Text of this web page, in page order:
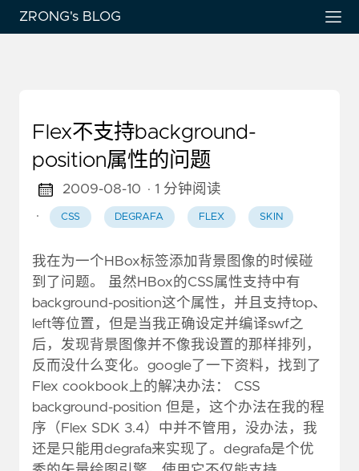
ZRONG's BLOG
Flex不支持background-
position属性的问题
2009-08-10 · 1 分钟阅读
·
CSS DEGRAFA FLEX SKIN
我在为一个HBox标签添加背景图像的时候碰
到了问题。 虽然HBox的CSS属性支持中有
background-position这个属性，并且支持top、
left等位置，但是当我正确设定并编译swf之
后，发现背景图像并不像我设置的那样排列，
反而没什么变化。google了一下资料，找到了
Flex cookbook上的解决办法： CSS
background-position 但是，这个办法在我的程
序（Flex SDK 3.4）中并不管用，没办法，我
还是只能用degrafa来实现了。degrafa是个优